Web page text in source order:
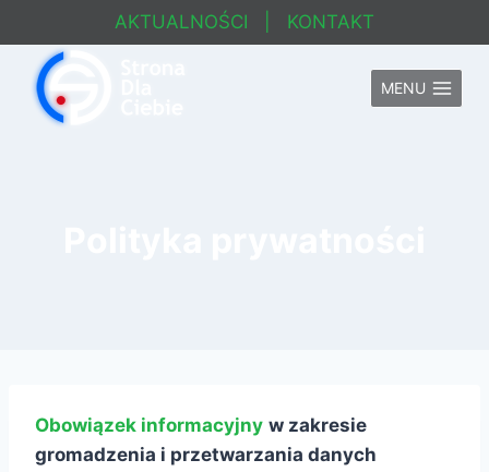
do
treści
AKTUALNOŚCI KONTAKT
MENU
Obowiązek informacyjny w zakresie
gromadzenia i przetwarzania danych